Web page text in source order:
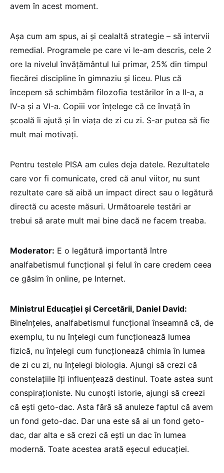
avem în acest moment.
Așa cum am spus, ai și cealaltă strategie – să intervii
remedial. Programele pe care vi le-am descris, cele 2
ore la nivelul învățământul lui primar, 25% din timpul
fiecărei discipline în gimnaziu și liceu. Plus că
începem să schimbăm filozofia testărilor în a II-a, a
IV-a și a VI-a. Copiii vor înțelege că ce învață în
școală îi ajută și în viața de zi cu zi. S-ar putea să fie
mult mai motivați.
Pentru testele PISA am cules deja datele. Rezultatele
care vor fi comunicate, cred că anul viitor, nu sunt
rezultate care să aibă un impact direct sau o legătură
directă cu aceste măsuri. Următoarele testări ar
trebui să arate mult mai bine dacă ne facem treaba.
Moderator: E o legătură importantă între
analfabetismul funcțional și felul în care credem ceea
ce găsim în online, pe Internet.
Ministrul Educației și Cercetării, Daniel David:
Bineînțeles, analfabetismul funcțional înseamnă că, de
exemplu, tu nu înțelegi cum funcționează lumea
fizică, nu înțelegi cum funcționează chimia în lumea
de zi cu zi, nu înțelegi biologia. Ajungi să crezi că
constelațiile îți influențează destinul. Toate astea sunt
conspiraționiste. Nu cunoști istorie, ajungi să creezi
că ești geto-dac. Asta fără să anuleze faptul că avem
un fond geto-dac. Dar una este să ai un fond geto-
dac, dar alta e să crezi că ești un dac în lumea
modernă. Toate acestea arată eșecul educației.